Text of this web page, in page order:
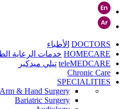
DOCTORS الأطباء
HOMECARE خدمات الرعاية
teleMEDCARE تيلي ميدكير
Chronic Care
SPECIALITIES
Arm & Hand Surgery
Bariatric Surgery